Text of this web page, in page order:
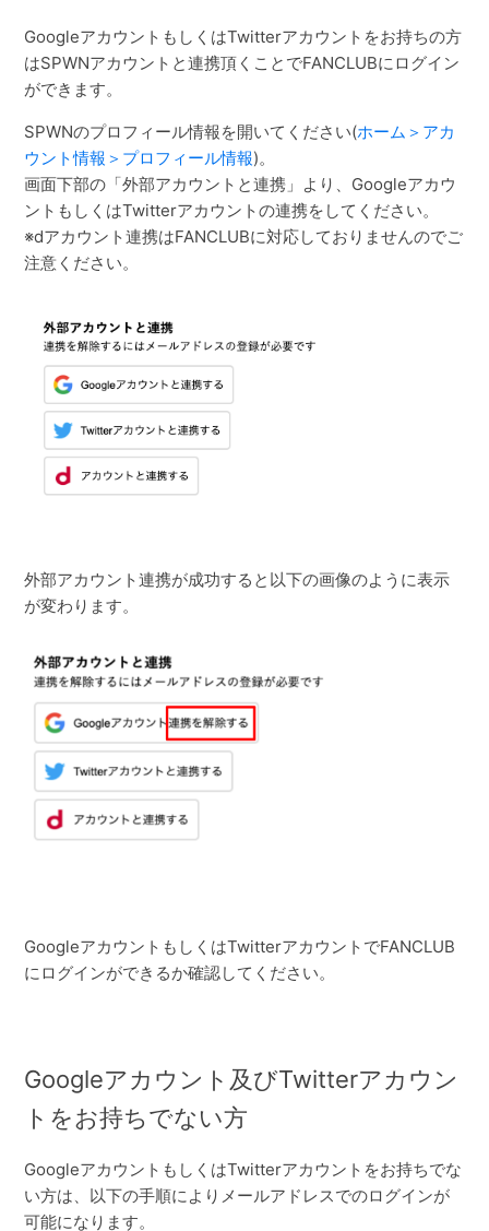
GoogleアカウントもしくはTwitterアカウントをお持ちの方
はSPWNアカウントと連携頂くことでFANCLUBにログイン
ができます。
SPWNのプロフィール情報を開いてください(ホーム＞アカ
ウント情報＞プロフィール情報)。
画面下部の「外部アカウントと連携」より、Googleアカウ
ントもしくはTwitterアカウントの連携をしてください。
※dアカウント連携はFANCLUBに対応しておりませんのでご
注意ください。
外部アカウント連携が成功すると以下の画像のように表示
が変わります。
GoogleアカウントもしくはTwitterアカウントでFANCLUB
にログインができるか確認してください。
Googleアカウント及びTwitterアカウン
トをお持ちでない方
GoogleアカウントもしくはTwitterアカウントをお持ちでな
い方は、以下の手順によりメールアドレスでのログインが
可能になります。